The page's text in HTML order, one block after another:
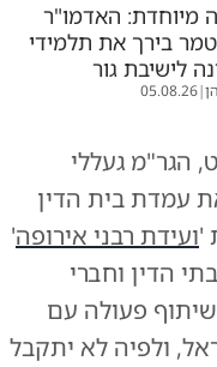
מיוחדת: האדמו"ר
בירך את תלמידי
לישיבת גור
|
05.08.26
הגר"מ געללי
עמדת בית הדין
'ועידת רבני אירופה'
הדין וחברי
פעולה עם
ולפיה לא יתקבל